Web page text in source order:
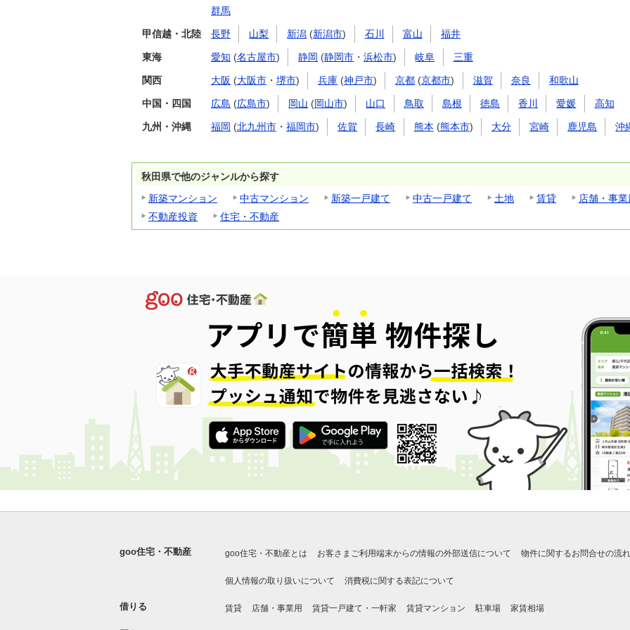
群馬
甲信越・北陸 長野 山梨 新潟 (新潟市) 石川 富山 福井
東海 愛知 (名古屋市) 静岡 (静岡市 ・浜松市) 岐阜 三重
関西 大阪 (大阪市 ・ 堺市) 兵庫 (神戸市) 京都 (京都市) 滋賀 奈良 和歌山
中国・四国 広島 (広島市) 岡山 (岡山市) 山口 鳥取 島根 徳島 香川 愛媛 高知
九州・沖縄 福岡 (北九州市 ・ 福岡市) 佐賀 長崎 熊本 (熊本市) 大分 宮崎 鹿児島 沖
秋田県で他のジャンルから探す
新築マンション
中古マンション 新築一戸建て 中古一戸建て 土地 賃貸
店舗・事業
不動産投資
住宅・不動産
goo住宅・不動産 goo住宅・不動産とは お客さまご利用端末からの情報の外部送信について 物件に関するお問合せの流れ
個人情報の取り扱いについて 消費税に関する表記について
借りる 賃貸 店舗・事業用 賃貸一戸建て・一軒家 賃貸マンション 駐車場 家賃相場